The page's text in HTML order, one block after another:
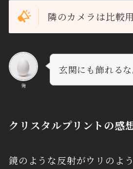
隣のカメラは比較
俺
玄関にも飾れるな
クリスタルプリントの感
鏡のような反射がウリのよ